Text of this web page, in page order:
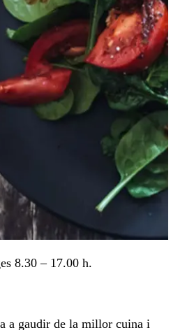
8.30 – 17.00 h.
a gaudir de la millor cuina i